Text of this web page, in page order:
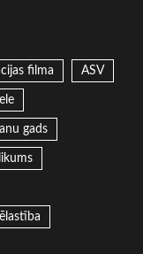
filma ASV
gads